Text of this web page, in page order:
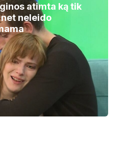
atimta ką tik
neleido